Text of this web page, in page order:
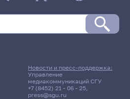
Новости и пресс-поддержка:
Управление
медиакоммуникаций СГУ
+7 (8452) 21 - 06 - 25,
press@sgu.ru